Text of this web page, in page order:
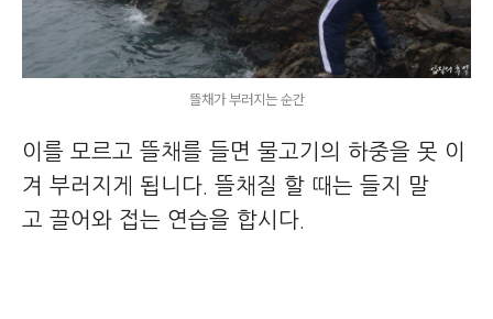
뜰채가 부러지는 순간
이를 모르고 뜰채를 들면 물고기의 하중을 못 이
겨 부러지게 됩니다. 뜰채질 할 때는 들지 말
고 끌어와 접는 연습을 합시다.